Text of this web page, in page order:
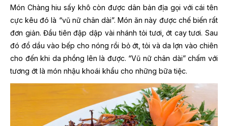
Món Chàng hiu sấy khô còn được dân bản địa gọi với cái tên
cực kêu đó là “vũ nữ chân dài”. Món ăn này được chế biến rất
đơn giản. Đầu tiên đập dập vài nhánh tỏi tươi, ớt cay tươi. Sau
đó đổ dầu vào bếp cho nóng rồi bỏ ớt, tỏi và da lợn vào chiên
cho đến khi da phồng lên là được. “Vũ nữ chân dài” chấm với
tương ớt là món nhậu khoái khẩu cho những bữa tiệc.